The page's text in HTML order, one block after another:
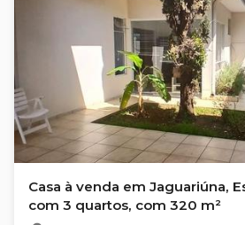
Casa à venda em Jaguariúna,
com 3 quartos, com 320 m²